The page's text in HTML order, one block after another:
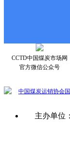
CCTD中国煤炭市场网
官方微信公众号
中国煤炭运销协会
主办单位